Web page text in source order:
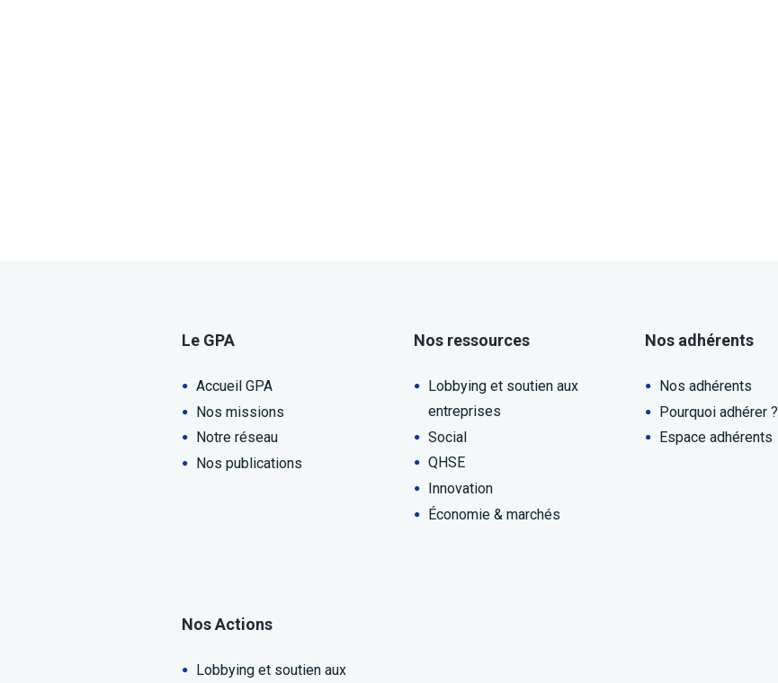
Le GPA
Accueil GPA
Nos missions
Notre réseau
Nos publications
Nos ressources
Lobbying et soutien aux
entreprises
Social
QHSE
Innovation
Économie & marchés
Nos adhérents
Nos adhérents
Pourquoi adhérer ?
Espace adhérents
Nos Actions
Lobbying et soutien aux